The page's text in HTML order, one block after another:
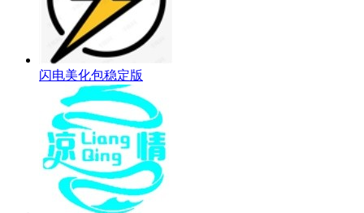
闪电美化包稳定版